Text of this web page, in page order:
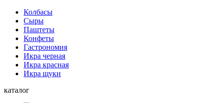
Колбасы
Сыры
Паштеты
Конфеты
Гастрономия
Икра черная
Икра красная
Икра щуки
каталог